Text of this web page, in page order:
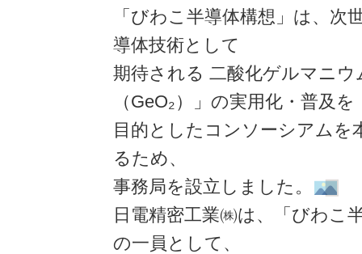
「びわこ半導体構想」は、次
導体技術として
期待される 二酸化ゲルマニウ
（GeO₂）」の実用化・普及を
目的としたコンソーシアムを
るため、
事務局を設立しました。
日電精密工業㈱は、「びわこ
の一員として、